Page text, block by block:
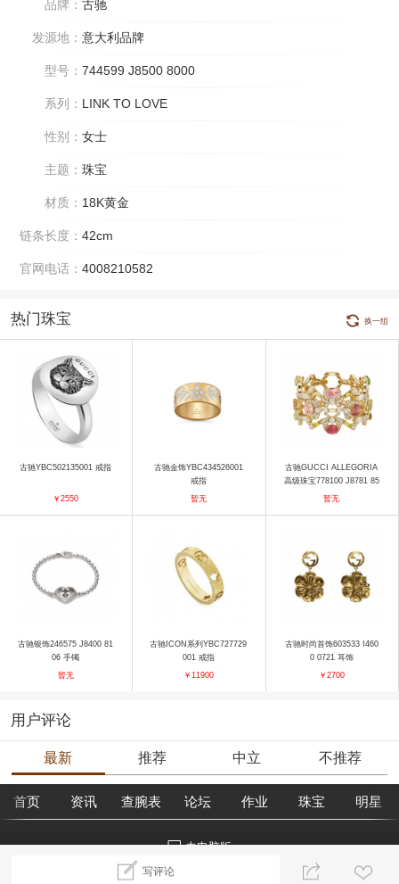
品牌： 古驰
发源地： 意大利品牌
型号： 744599 J8500 8000
系列： LINK TO LOVE
性别： 女士
主题： 珠宝
材质： 18K黄金
链条长度： 42cm
官网电话： 4008210582
热门珠宝 换一组
古驰YBC502135001 戒指
￥2550
古驰金饰YBC434526001
戒指
暂无
古驰GUCCI ALLEGORIA
高级珠宝778100 J8781 85
19 手镯
暂无
古驰银饰246575 J8400 81
06 手镯
暂无
古驰ICON系列YBC727729
001 戒指
￥11900
古驰时尚首饰603533 I460
0 0721 耳饰
￥2700
用户评论
最新 推荐 中立 不推荐
写评论
首页 资讯 查腕表 论坛 作业 珠宝 明星
去电脑版
©2018腕表之家 m.xbiao.com